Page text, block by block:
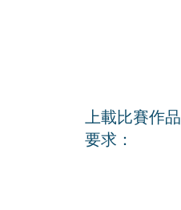
上載比賽作品
要求：